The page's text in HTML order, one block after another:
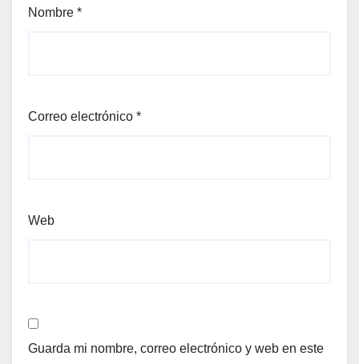
Nombre *
Correo electrónico *
Web
Guarda mi nombre, correo electrónico y web en este